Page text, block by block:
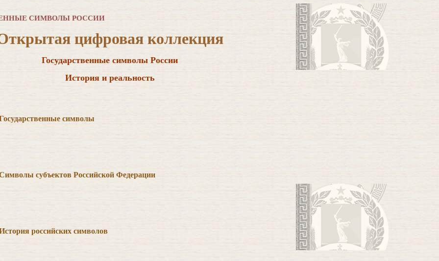
СИМВОЛЫ РОССИИ
цифровая коллекция
Государственные символы России
История и реальность
символы
субъектов Российской Федерации
российских символов